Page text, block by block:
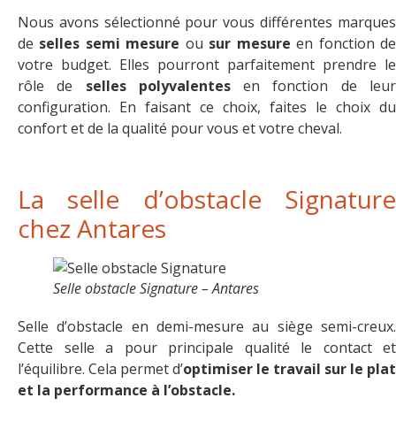
Nous avons sélectionné pour vous différentes marques
de selles semi mesure ou sur mesure en fonction de
votre budget. Elles pourront parfaitement prendre le
rôle de selles polyvalentesen fonction de leur
configuration. En faisant ce choix, faites le choix du
confort et de la qualité pour vous et votre cheval.
La selle d’obstacle Signature
chez Antares
Selle obstacle Signature – Antares
Selle d’obstacle en demi-mesure au siège semi-creux.
Cette selle a pour principale qualité le contact et
l’équilibre. Cela permet d’optimiser le travail sur le plat
et la performance à l’obstacle.